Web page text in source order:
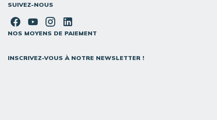
SUIVEZ-NOUS
NOS MOYENS DE PAIEMENT
INSCRIVEZ-VOUS À NOTRE NEWSLETTER !